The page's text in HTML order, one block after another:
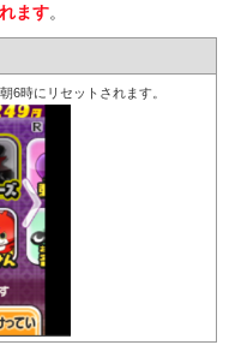
ます。
6時にリセットされます。